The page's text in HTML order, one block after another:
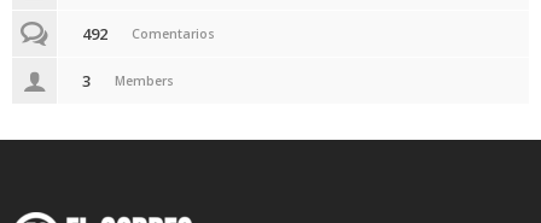
492 Comentarios
3 Members